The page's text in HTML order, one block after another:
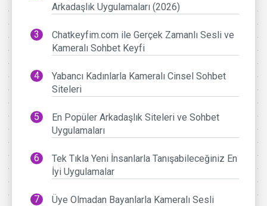
Arkadaşlık Uygulamaları (2026)
Chatkeyfim.com ile Gerçek Zamanlı Sesli ve
Kameralı Sohbet Keyfi
Yabancı Kadınlarla Kameralı Cinsel Sohbet
Siteleri
En Popüler Arkadaşlık Siteleri ve Sohbet
Uygulamaları
Tek Tıkla Yeni İnsanlarla Tanışabileceğiniz En
İyi Uygulamalar
Üye Olmadan Bayanlarla Kameralı Sesli